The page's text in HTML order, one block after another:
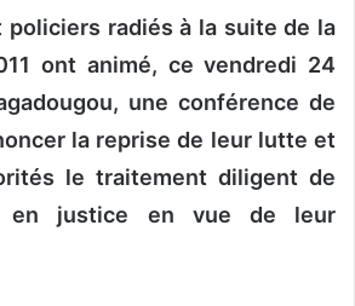
policiers radiés à la suite de la
ont animé, ce vendredi 24
une conférence de
la reprise de leur lutte et
le traitement diligent de
en justice en vue de leur